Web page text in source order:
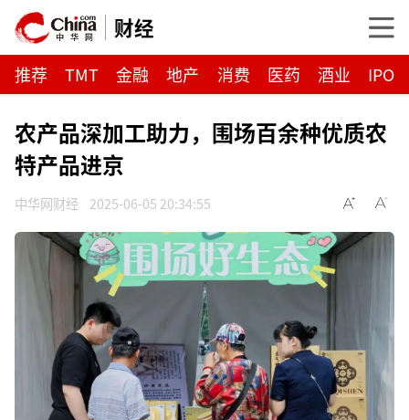
财经
推荐 TMT 金融 地产 消费 医药 酒业 IPO
农产品深加工助力，围场百余种优质农
特产品进京
中华网财经 2025-06-05 20:34:55